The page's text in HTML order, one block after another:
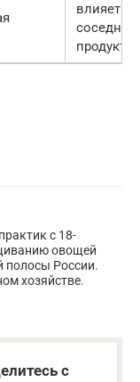
влияет на
соседние
продукты
с 18-
овощей
полосы России.
хозяйстве.
с